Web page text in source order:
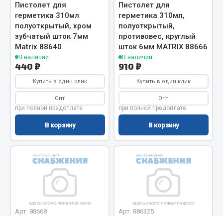
Смазочные материалы
Масла
Охладжающие жидкости
Технические жидкости
МЕТИЗЫ
Болты
Кольца стопорные
Пресс-масленки
Пробки
Пистолет для
герметика 310мл
полуоткрытый, хром
зубчатый шток 7мм
Matrix 88640
В наличии
440 ₽
Купить в один клик
Опт
при полной предоплате
В корзину
Пистолет для
герметика 310мл,
полуоткрытый,
противовес, круглый
шток 6мм MATRIX 88666
В наличии
910 ₽
Купить в один клик
Опт
при полной предоплате
В корзину
Арт. 88668 Арт. 886325